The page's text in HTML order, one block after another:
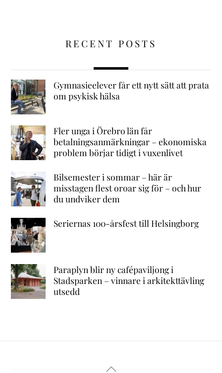
RECENT POSTS
Gymnasieelever får ett nytt sätt att prata
om psykisk hälsa
Fler unga i Örebro län får
betalningsanmärkningar – ekonomiska
problem börjar tidigt i vuxenlivet
Bilsemester i sommar – här är
misstagen flest oroar sig för – och hur
du undviker dem
Seriernas 100-årsfest till Helsingborg
Paraplyn blir ny cafépaviljong i
Stadsparken – vinnare i arkitekttävling
utsedd
Back